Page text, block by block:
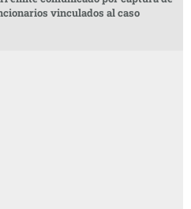
vinculados al caso